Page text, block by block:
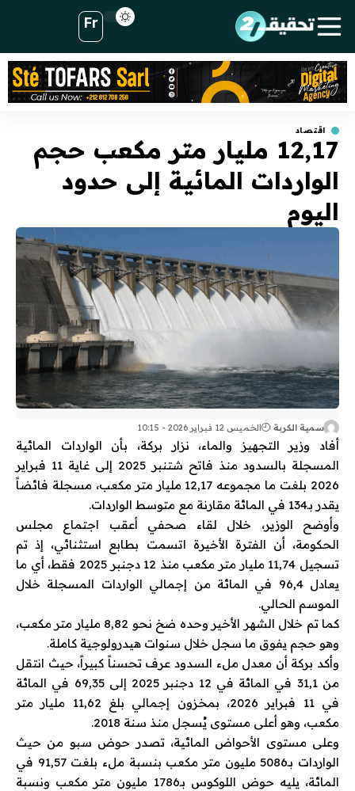
Fr
اقتصاد
12,17 مليار متر مكعب حجم
الواردات المائية إلى حدود
اليوم
سمية الكربة الخميس 12 فبراير 2026 - 10:15
أفاد وزير التجهيز والماء، نزار بركة، بأن الواردات المائية
المسجلة بالسدود منذ فاتح شتنبر 2025 إلى غاية 11 فبراير
2026 بلغت ما مجموعه 12,17 مليار متر مكعب، مسجلة فائضاً
يقدر بـ134 في المائة مقارنة مع متوسط الواردات.
وأوضح الوزير، خلال لقاء صحفي أعقب اجتماع مجلس
الحكومة، أن الفترة الأخيرة اتسمت بطابع استثنائي، إذ تم
تسجيل 11,74 مليار متر مكعب منذ 12 دجنبر 2025 فقط، أي ما
يعادل 96,4 في المائة من إجمالي الواردات المسجلة خلال
الموسم الحالي.
كما تم خلال الشهر الأخير وحده ضخ نحو 8,82 مليار متر مكعب،
وهو حجم يفوق ما سجل خلال سنوات هيدرولوجية كاملة.
وأكد بركة أن معدل ملء السدود عرف تحسناً كبيراً، حيث انتقل
من 31,1 في المائة في 12 دجنبر 2025 إلى 69,35 في المائة
في 11 فبراير 2026، بمخزون إجمالي بلغ 11,62 مليار متر
مكعب، وهو أعلى مستوى يُسجل منذ سنة 2018.
وعلى مستوى الأحواض المائية، تصدر حوض سبو من حيث
الواردات بـ5086 مليون متر مكعب بنسبة ملء بلغت 91,57 في
المائة، يليه حوض اللوكوس بـ1786 مليون متر مكعب ونسبة